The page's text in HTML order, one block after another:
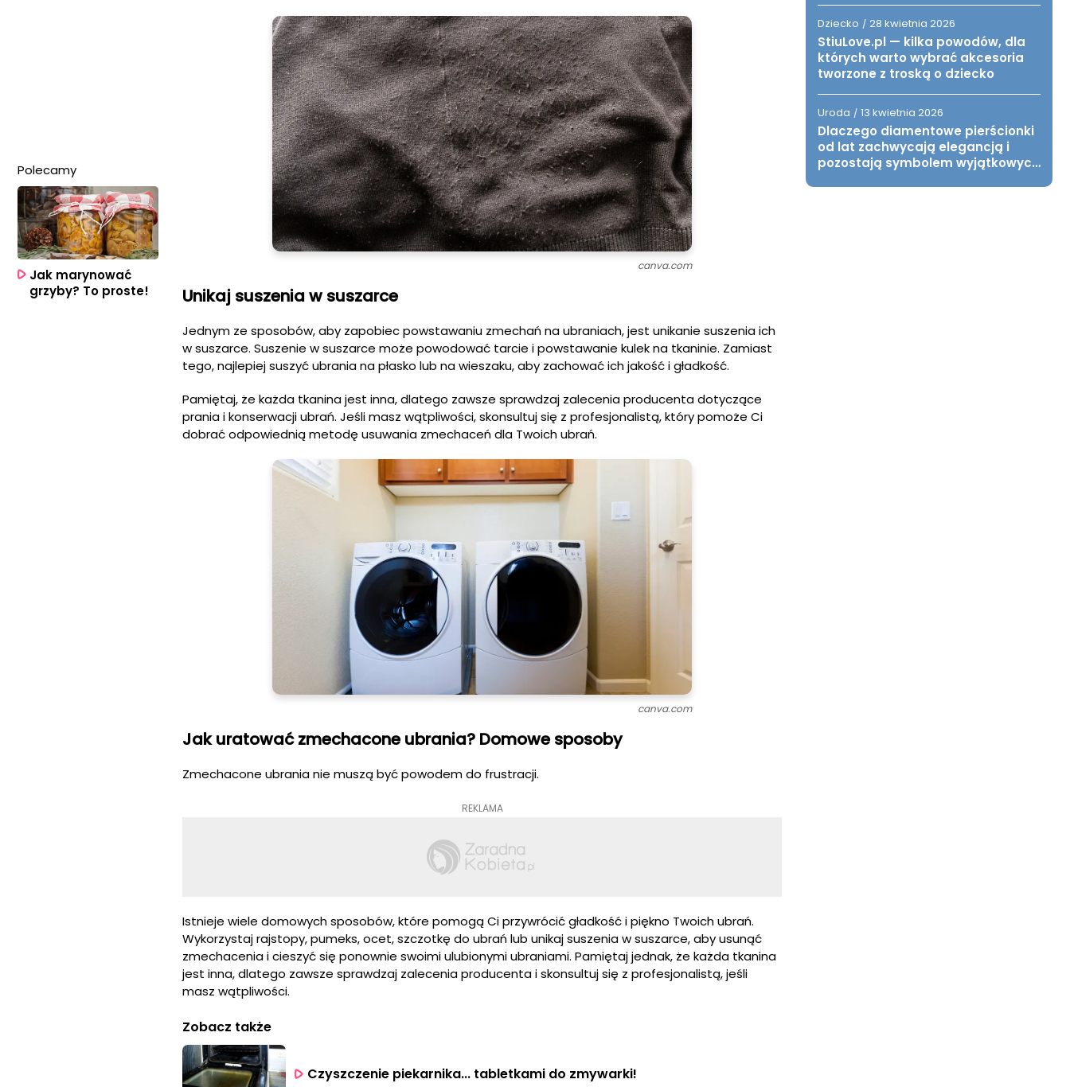
canva.com
Unikaj suszenia w suszarce
Jednym ze sposobów, aby zapobiec powstawaniu zmechań na ubraniach, jest unikanie suszenia ich
w suszarce. Suszenie w suszarce może powodować tarcie i powstawanie kulek na tkaninie. Zamiast
tego, najlepiej suszyć ubrania na płasko lub na wieszaku, aby zachować ich jakość i gładkość.
Pamiętaj, że każda tkanina jest inna, dlatego zawsze sprawdzaj zalecenia producenta dotyczące
prania i konserwacji ubrań. Jeśli masz wątpliwości, skonsultuj się z profesjonalistą, który pomoże Ci
dobrać odpowiednią metodę usuwania zmechaceń dla Twoich ubrań.
canva.com
Jak uratować zmechacone ubrania? Domowe sposoby
Zmechacone ubrania nie muszą być powodem do frustracji.
REKLAMA
Istnieje wiele domowych sposobów, które pomogą Ci przywrócić gładkość i piękno Twoich ubrań.
Wykorzystaj rajstopy, pumeks, ocet, szczotkę do ubrań lub unikaj suszenia w suszarce, aby usunąć
zmechacenia i cieszyć się ponownie swoimi ulubionymi ubraniami. Pamiętaj jednak, że każda tkanina
jest inna, dlatego zawsze sprawdzaj zalecenia producenta i skonsultuj się z profesjonalistą, jeśli
masz wątpliwości.
Zobacz także
Czyszczenie piekarnika... tabletkami do zmywarki!
Polecamy
Jak marynować
grzyby? To proste!
Dziecko / 28 kwietnia 2026
StiuLove.pl — kilka powodów, dla
których warto wybrać akcesoria
tworzone z troską o dziecko
Uroda / 13 kwietnia 2026
Dlaczego diamentowe pierścionki
od lat zachwycają elegancją i
pozostają symbolem wyjątkowych